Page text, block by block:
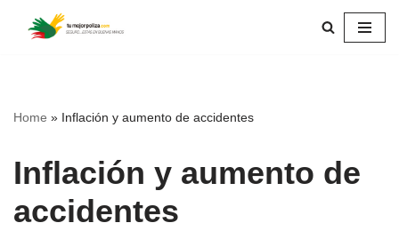
Home » Inflación y aumento de accidentes
Inflación y aumento de
accidentes